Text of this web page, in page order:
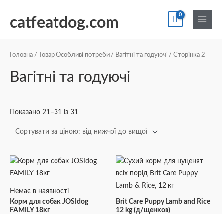
catfeatdog.com
Main
Menu
Головна / Товар Особливі потреби / Вагітні та годуючі / Сторінка 2
Вагітні та годуючі
Показано 21–31 із 31
ціною:
до
найвищої
Немає в наявності
Корм для собак JOSIdog
FAMILY 18кг
Brit Care Puppy Lamb and Rice
12 kg (д/щенков)